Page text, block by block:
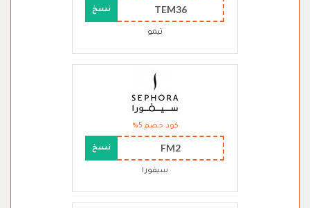
TEM36 نسخ
تيمو
كود خصم 5%
FM2 نسخ
سيفورا